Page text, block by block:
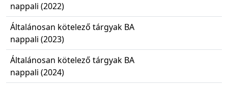
nappali (2022)
Általánosan kötelező tárgyak BA
nappali (2023)
Általánosan kötelező tárgyak BA
nappali (2024)